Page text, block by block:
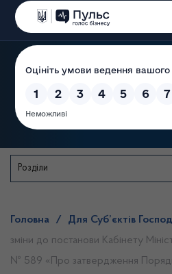
Розділи
Головна / Для Суб’єктів
зміни до постанови Кабінету
№ 589 «Про затвердження